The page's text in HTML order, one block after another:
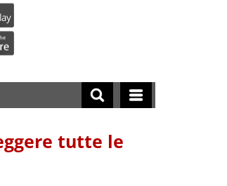
tutte le